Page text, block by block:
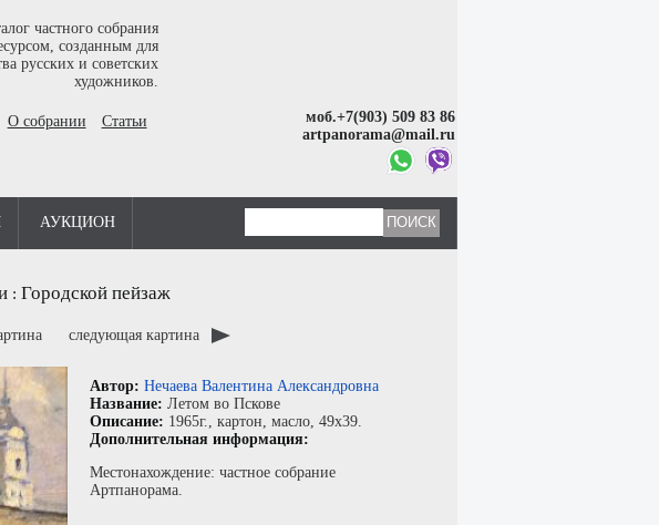
частного собрания
созданным для
русских и советских
художников.
О собрании Статьи
моб.+7(903) 509 83 86
artpanorama@mail.ru
АУКЦИОН
: Городской пейзаж
следующая картина
Автор: Нечаева Валентина Александровна
Название: Летом во Пскове
Описание: 1965г., картон, масло, 49x39.
Дополнительная информация:
Местонахождение: частное собрание
Артпанорама.